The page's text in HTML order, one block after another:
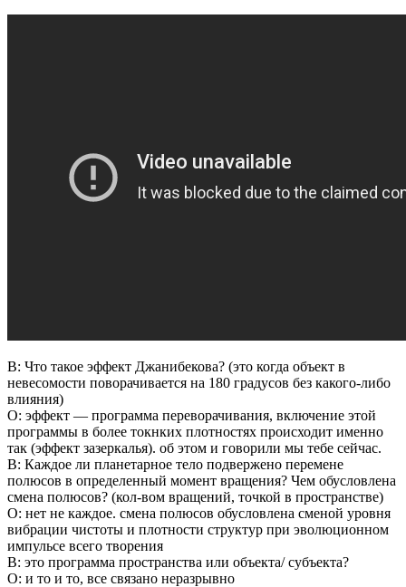
В: Что такое эффект Джанибекова? (это когда объект в
невесомости поворачивается на 180 градусов без какого-либо
влияния)
О: эффект — программа переворачивания, включение этой
программы в более токнких плотностях происходит именно
так (эффект зазеркалья). об этом и говорили мы тебе сейчас.
В: Каждое ли планетарное тело подвержено перемене
полюсов в определенный момент вращения? Чем обусловлена
смена полюсов? (кол-вом вращений, точкой в пространстве)
О: нет не каждое. смена полюсов обусловлена сменой уровня
вибрации чистоты и плотности структур при эволюционном
импульсе всего творения
В: это программа пространства или объекта/ субъекта?
О: и то и то, все связано неразрывно